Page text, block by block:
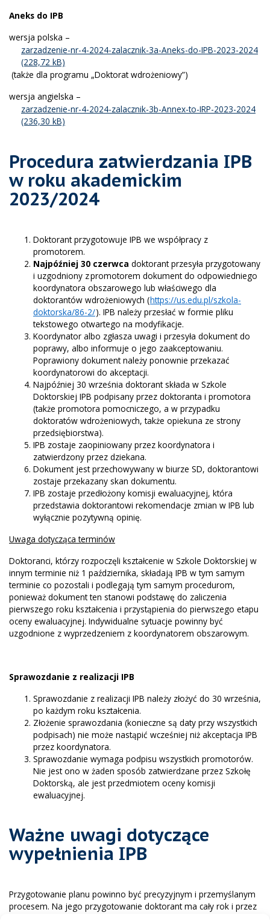
Aneks do IPB
wersja polska –
zarzadzenie-nr-4-2024-zalacznik-3a-Aneks-do-IPB-2023-2024
(także dla programu „Doktorat wdrożeniowy”)
wersja angielska –
zarzadzenie-nr-4-2024-zalacznik-3b-Annex-to-IRP-2023-2024
Procedura zatwierdzania IPB
w roku akademickim
2023/2024
Doktorant przygotowuje IPB we współpracy z
promotorem.
Najpóźniej 30 czerwca doktorant przesyła przygotowany
i uzgodniony z promotorem dokument do odpowiedniego
koordynatora obszarowego lub właściwego dla
doktorantów wdrożeniowych (https://us.edu.pl/szkola-
doktorska/86-2/). IPB należy przesłać w formie pliku
tekstowego otwartego na modyfikacje.
Koordynator albo zgłasza uwagi i przesyła dokument do
poprawy, albo informuje o jego zaakceptowaniu.
Poprawiony dokument należy ponownie przekazać
koordynatorowi do akceptacji.
Najpóźniej 30 września doktorant składa w Szkole
Doktorskiej IPB podpisany przez doktoranta i promotora
(także promotora pomocniczego, a w przypadku
doktoratów wdrożeniowych, także opiekuna ze strony
przedsiębiorstwa).
IPB zostaje zaopiniowany przez koordynatora i
zatwierdzony przez dziekana.
Dokument jest przechowywany w biurze SD, doktorantowi
zostaje przekazany skan dokumentu.
IPB zostaje przedłożony komisji ewaluacyjnej, która
przedstawia doktorantowi rekomendacje zmian w IPB lub
wyłącznie pozytywną opinię.
Uwaga dotycząca terminów
Doktoranci, którzy rozpoczęli kształcenie w Szkole Doktorskiej w
innym terminie niż 1 października, składają IPB w tym samym
terminie co pozostali i podlegają tym samym procedurom,
ponieważ dokument ten stanowi podstawę do zaliczenia
pierwszego roku kształcenia i przystąpienia do pierwszego etapu
oceny ewaluacyjnej. Indywidualne sytuacje powinny być
uzgodnione z wyprzedzeniem z koordynatorem obszarowym.
Sprawozdanie z realizacji IPB
Sprawozdanie z realizacji IPB należy złożyć do 30 września,
po każdym roku kształcenia.
Złożenie sprawozdania (konieczne są daty przy wszystkich
podpisach) nie może nastąpić wcześniej niż akceptacja IPB
przez koordynatora.
Sprawozdanie wymaga podpisu wszystkich promotorów.
Nie jest ono w żaden sposób zatwierdzane przez Szkołę
Doktorską, ale jest przedmiotem oceny komisji
ewaluacyjnej.
Ważne uwagi dotyczące
wypełnienia IPB
Przygotowanie planu powinno być precyzyjnym i przemyślanym
procesem. Na jego przygotowanie doktorant ma cały rok i przez